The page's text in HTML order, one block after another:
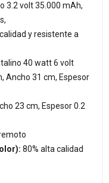
3.2 volt 35.000 mAh,
y resistente a
40 watt 6 volt
Ancho 31 cm, Espesor
23 cm, Espesor 0.2
80% alta calidad